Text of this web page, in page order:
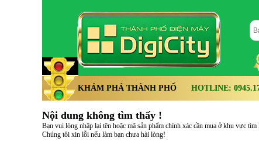
KHÁM PHÁ THÀNH PHỐ HOTLINE:
Nội dung không tìm thấy !
Bạn vui lòng nhập lại tên hoặc mã sản phẩm chính xác cần mua ở khu vực
Chúng tôi xin lỗi nếu làm bạn chưa hài lòng!